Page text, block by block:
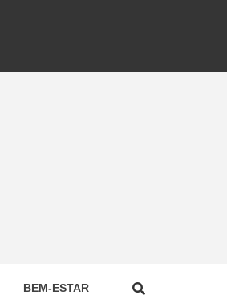
BEM-ESTAR